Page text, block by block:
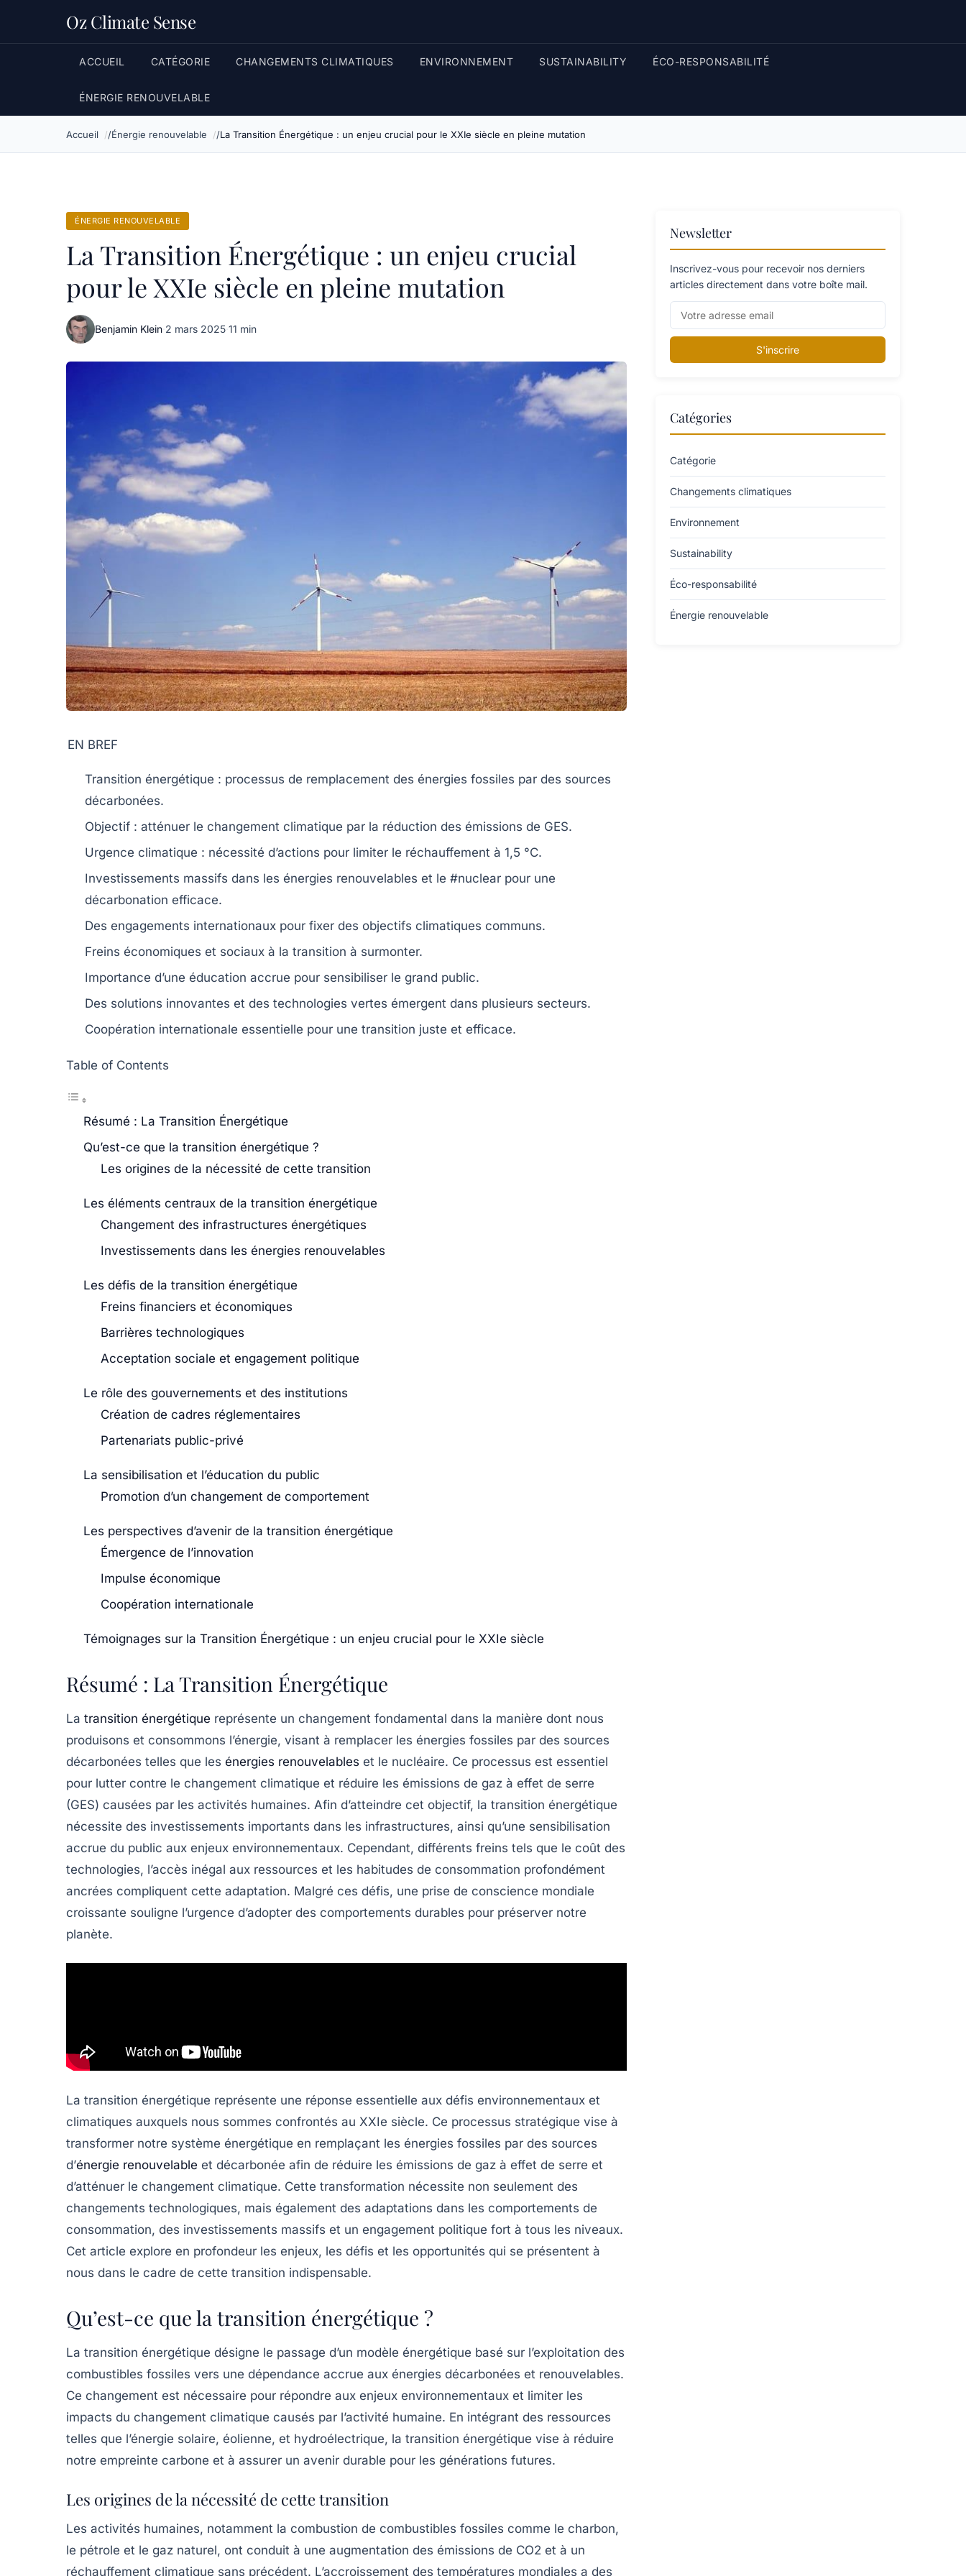
Oz Climate Sense
ACCUEIL CATÉGORIE CHANGEMENTS CLIMATIQUES ENVIRONNEMENT SUSTAINABILITY ÉCO-RESPONSABILITÉ
ÉNERGIE RENOUVELABLE
Accueil Énergie renouvelable La Transition Énergétique : un enjeu crucial pour le XXIe siècle en pleine mutation
ÉNERGIE RENOUVELABLE
La Transition Énergétique : un enjeu crucial
pour le XXIe siècle en pleine mutation
Benjamin Klein·2 mars 2025·11 min
EN BREF
Transition énergétique : processus de remplacement des énergies fossiles par des sources
décarbonées.
Objectif : atténuer le changement climatique par la réduction des émissions de GES.
Urgence climatique : nécessité d’actions pour limiter le réchauffement à 1,5 °C.
Investissements massifs dans les énergies renouvelables et le #nuclear pour une
décarbonation efficace.
Des engagements internationaux pour fixer des objectifs climatiques communs.
Freins économiques et sociaux à la transition à surmonter.
Importance d’une éducation accrue pour sensibiliser le grand public.
Des solutions innovantes et des technologies vertes émergent dans plusieurs secteurs.
Coopération internationale essentielle pour une transition juste et efficace.
Table of Contents
Résumé : La Transition Énergétique
Qu’est-ce que la transition énergétique ?
Les origines de la nécessité de cette transition
Les éléments centraux de la transition énergétique
Changement des infrastructures énergétiques
Investissements dans les énergies renouvelables
Les défis de la transition énergétique
Freins financiers et économiques
Barrières technologiques
Acceptation sociale et engagement politique
Le rôle des gouvernements et des institutions
Création de cadres réglementaires
Partenariats public-privé
La sensibilisation et l’éducation du public
Promotion d’un changement de comportement
Les perspectives d’avenir de la transition énergétique
Émergence de l’innovation
Impulse économique
Coopération internationale
Témoignages sur la Transition Énergétique : un enjeu crucial pour le XXIe siècle
Résumé : La Transition Énergétique
La transition énergétique représente un changement fondamental dans la manière dont nous
produisons et consommons l’énergie, visant à remplacer les énergies fossiles par des sources
décarbonées telles que les énergies renouvelables et le nucléaire. Ce processus est essentiel
pour lutter contre le changement climatique et réduire les émissions de gaz à effet de serre
(GES) causées par les activités humaines. Afin d’atteindre cet objectif, la transition énergétique
nécessite des investissements importants dans les infrastructures, ainsi qu’une sensibilisation
accrue du public aux enjeux environnementaux. Cependant, différents freins tels que le coût des
technologies, l’accès inégal aux ressources et les habitudes de consommation profondément
ancrées compliquent cette adaptation. Malgré ces défis, une prise de conscience mondiale
croissante souligne l’urgence d’adopter des comportements durables pour préserver notre
planète.
La transition énergétique représente une réponse essentielle aux défis environnementaux et
climatiques auxquels nous sommes confrontés au XXIe siècle. Ce processus stratégique vise à
transformer notre système énergétique en remplaçant les énergies fossiles par des sources
d’énergie renouvelable et décarbonée afin de réduire les émissions de gaz à effet de serre et
d’atténuer le changement climatique. Cette transformation nécessite non seulement des
changements technologiques, mais également des adaptations dans les comportements de
consommation, des investissements massifs et un engagement politique fort à tous les niveaux.
Cet article explore en profondeur les enjeux, les défis et les opportunités qui se présentent à
nous dans le cadre de cette transition indispensable.
Qu’est-ce que la transition énergétique ?
La transition énergétique désigne le passage d’un modèle énergétique basé sur l’exploitation des
combustibles fossiles vers une dépendance accrue aux énergies décarbonées et renouvelables.
Ce changement est nécessaire pour répondre aux enjeux environnementaux et limiter les
impacts du changement climatique causés par l’activité humaine. En intégrant des ressources
telles que l’énergie solaire, éolienne, et hydroélectrique, la transition énergétique vise à réduire
notre empreinte carbone et à assurer un avenir durable pour les générations futures.
Les origines de la nécessité de cette transition
Les activités humaines, notamment la combustion de combustibles fossiles comme le charbon,
le pétrole et le gaz naturel, ont conduit à une augmentation des émissions de CO2 et à un
réchauffement climatique sans précédent. L’accroissement des températures mondiales a des
Newsletter
Inscrivez-vous pour recevoir nos derniers
articles directement dans votre boîte mail.
S'inscrire
Catégories
Catégorie
Changements climatiques
Environnement
Sustainability
Éco-responsabilité
Énergie renouvelable